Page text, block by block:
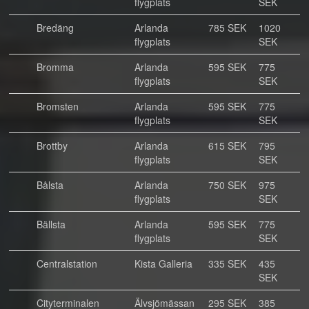
Bredäng
Arlanda
flygplats
785 SEK
1020
SEK
Bromma
Arlanda
flygplats
595 SEK
775
SEK
Bromsten
Arlanda
flygplats
595 SEK
775
SEK
Brottby
Arlanda
flygplats
615 SEK
795
SEK
Bålsta
Arlanda
flygplats
750 SEK
975
SEK
Bällsta
Arlanda
flygplats
595 SEK
775
SEK
Centralstation
Kista Galleria 335 SEK
435
SEK
Cityterminalen
Älvsjömässan 295 SEK 385